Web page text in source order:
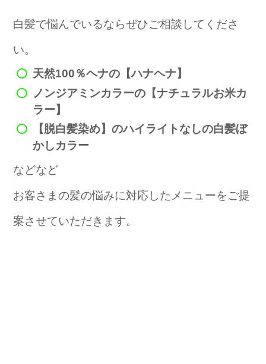
白髪で悩んでいるならぜひご相談してくださ
い。
天然100％ヘナの【ハナヘナ】
ノンジアミンカラーの【ナチュラルお米カ
ラー】
【脱白髪染め】のハイライトなしの白髪ぼ
かしカラー
などなど
お客さまの髪の悩みに対応したメニューをご提
案させていただきます。